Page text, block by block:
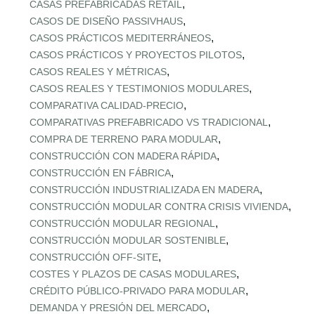
CASAS PREFABRICADAS RETAIL ,
CASOS DE DISEÑO PASSIVHAUS,
CASOS PRÁCTICOS MEDITERRÁNEOS,
CASOS PRÁCTICOS Y PROYECTOS PILOTOS,
CASOS REALES Y MÉTRICAS,
CASOS REALES Y TESTIMONIOS MODULARES,
COMPARATIVA CALIDAD‑PRECIO,
COMPARATIVAS PREFABRICADO VS TRADICIONAL ,
COMPRA DE TERRENO PARA MODULAR,
CONSTRUCCIÓN CON MADERA RÁPIDA,
CONSTRUCCIÓN EN FÁBRICA,
CONSTRUCCIÓN INDUSTRIALIZADA EN MADERA,
CONSTRUCCIÓN MODULAR CONTRA CRISIS VIVIENDA,
CONSTRUCCIÓN MODULAR REGIONAL ,
CONSTRUCCIÓN MODULAR SOSTENIBLE,
CONSTRUCCIÓN OFF‑SITE,
COSTES Y PLAZOS DE CASAS MODULARES,
CRÉDITO PÚBLICO‑PRIVADO PARA MODULAR,
DEMANDA Y PRESIÓN DEL MERCADO,